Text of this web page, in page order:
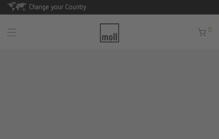
Change your Country
0